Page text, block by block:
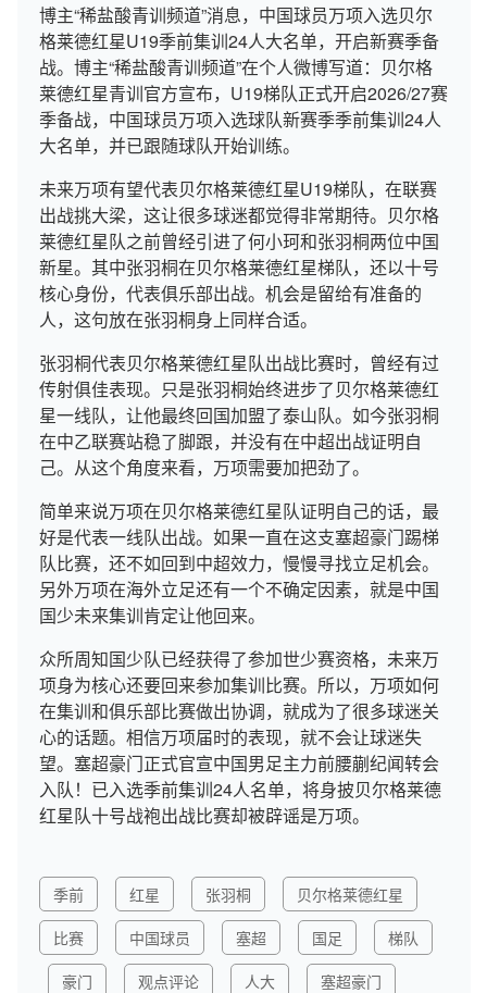
博主“稀盐酸青训频道”消息，中国球员万项入选贝尔
格莱德红星U19季前集训24人大名单，开启新赛季备
战。博主“稀盐酸青训频道”在个人微博写道：贝尔格
莱德红星青训官方宣布，U19梯队正式开启2026/27赛
季备战，中国球员万项入选球队新赛季季前集训24人
大名单，并已跟随球队开始训练。
未来万项有望代表贝尔格莱德红星U19梯队，在联赛
出战挑大梁，这让很多球迷都觉得非常期待。贝尔格
莱德红星队之前曾经引进了何小珂和张羽桐两位中国
新星。其中张羽桐在贝尔格莱德红星梯队，还以十号
核心身份，代表俱乐部出战。机会是留给有准备的
人，这句放在张羽桐身上同样合适。
张羽桐代表贝尔格莱德红星队出战比赛时，曾经有过
传射俱佳表现。只是张羽桐始终进步了贝尔格莱德红
星一线队，让他最终回国加盟了泰山队。如今张羽桐
在中乙联赛站稳了脚跟，并没有在中超出战证明自
己。从这个角度来看，万项需要加把劲了。
简单来说万项在贝尔格莱德红星队证明自己的话，最
好是代表一线队出战。如果一直在这支塞超豪门踢梯
队比赛，还不如回到中超效力，慢慢寻找立足机会。
另外万项在海外立足还有一个不确定因素，就是中国
国少未来集训肯定让他回来。
众所周知国少队已经获得了参加世少赛资格，未来万
项身为核心还要回来参加集训比赛。所以，万项如何
在集训和俱乐部比赛做出协调，就成为了很多球迷关
心的话题。相信万项届时的表现，就不会让球迷失
望。塞超豪门正式官宣中国男足主力前腰蒯纪闻转会
入队！已入选季前集训24人名单，将身披贝尔格莱德
红星队十号战袍出战比赛却被辟谣是万项。
季前 红星 张羽桐
贝尔格莱德红星
比赛
中国球员 塞超 国足
梯队
豪门
观点评论 人大
塞超豪门